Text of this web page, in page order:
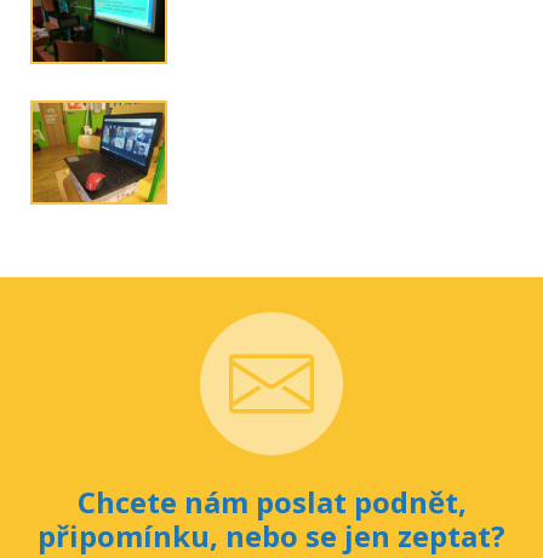
Chcete nám poslat podnět,
připomínku, nebo se jen zeptat?